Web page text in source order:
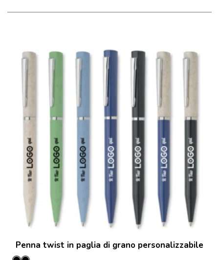
Penna twist in paglia di grano personalizzabile